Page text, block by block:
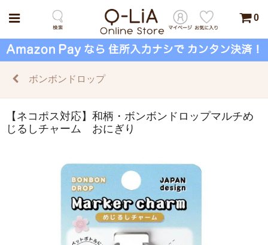
0
ボンボンドロップ
【ネコポス対応】和柄・ボンボンドロップマルチめ
じるしチャーム おにぎり